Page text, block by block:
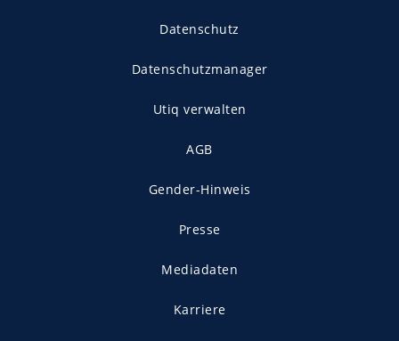
Datenschutz
Datenschutzmanager
Utiq verwalten
AGB
Gender-Hinweis
Presse
Mediadaten
Karriere